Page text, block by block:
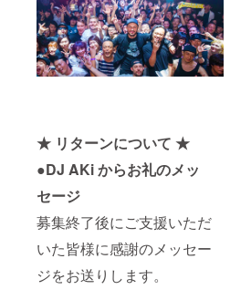
★ リターンについて ★
●DJ AKi からお礼のメッ
セージ
募集終了後にご支援いただ
いた皆様に感謝のメッセー
ジをお送りします。